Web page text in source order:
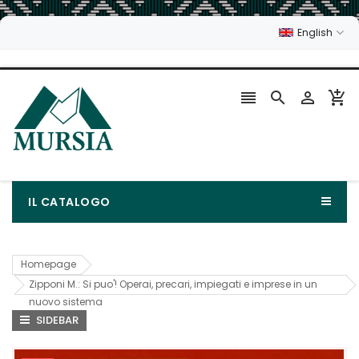
English
   
IL CATALOGO
Homepage
Zipponi M.: Si puo'! Operai, precari, impiegati e imprese in un
nuovo sistema
SIDEBAR